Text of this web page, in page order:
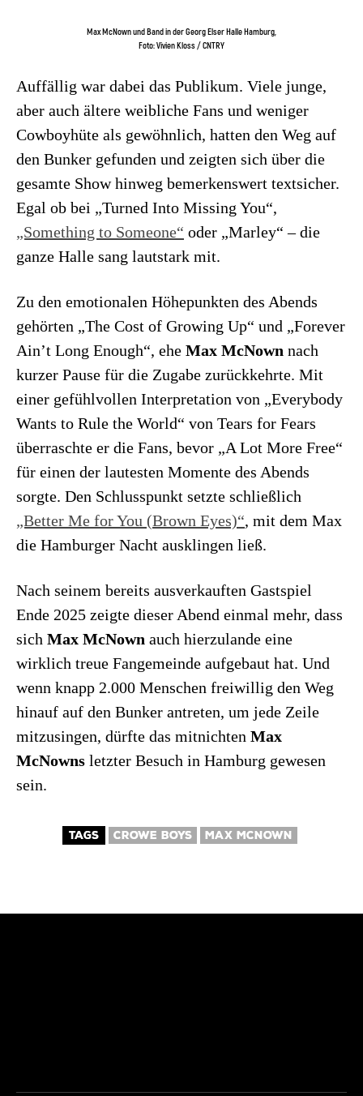
Max McNown und Band in der Georg Elser Halle Hamburg,
Foto: Vivien Kloss / CNTRY
Auffällig war dabei das Publikum. Viele junge,
aber auch ältere weibliche Fans und weniger
Cowboyhüte als gewöhnlich, hatten den Weg auf
den Bunker gefunden und zeigten sich über die
gesamte Show hinweg bemerkenswert textsicher.
Egal ob bei „Turned Into Missing You“,
„Something to Someone“ oder „Marley“ – die
ganze Halle sang lautstark mit.
Zu den emotionalen Höhepunkten des Abends
gehörten „The Cost of Growing Up“ und „Forever
Ain’t Long Enough“, ehe Max McNown nach
kurzer Pause für die Zugabe zurückkehrte. Mit
einer gefühlvollen Interpretation von „Everybody
Wants to Rule the World“ von Tears for Fears
überraschte er die Fans, bevor „A Lot More Free“
für einen der lautesten Momente des Abends
sorgte. Den Schlusspunkt setzte schließlich
„Better Me for You (Brown Eyes)“, mit dem Max
die Hamburger Nacht ausklingen ließ.
Nach seinem bereits ausverkauften Gastspiel
Ende 2025 zeigte dieser Abend einmal mehr, dass
sich Max McNown auch hierzulande eine
wirklich treue Fangemeinde aufgebaut hat. Und
wenn knapp 2.000 Menschen freiwillig den Weg
hinauf auf den Bunker antreten, um jede Zeile
mitzusingen, dürfte das mitnichten Max
McNowns letzter Besuch in Hamburg gewesen
sein.
TAGS CROWE BOYS MAX MCNOWN